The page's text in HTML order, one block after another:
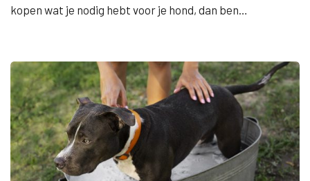
kopen wat je nodig hebt voor je hond, dan ben…